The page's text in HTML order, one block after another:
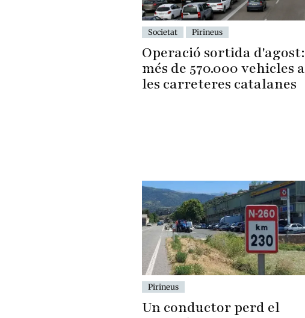
Societat Pirineus
Operació sortida d'agost:
més de 570.000 vehicles a
les carreteres catalanes
Pirineus
Un conductor perd el